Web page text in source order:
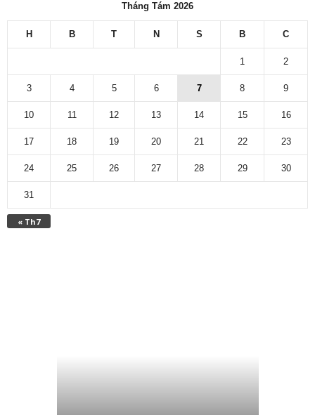
Tháng Tám 2026
H B T N S B C
« Th7
1 2
3 4 5 6 7 8 9
10 11 12 13 14 15 16
17 18 19 20 21 22 23
24 25 26 27 28 29 30
31